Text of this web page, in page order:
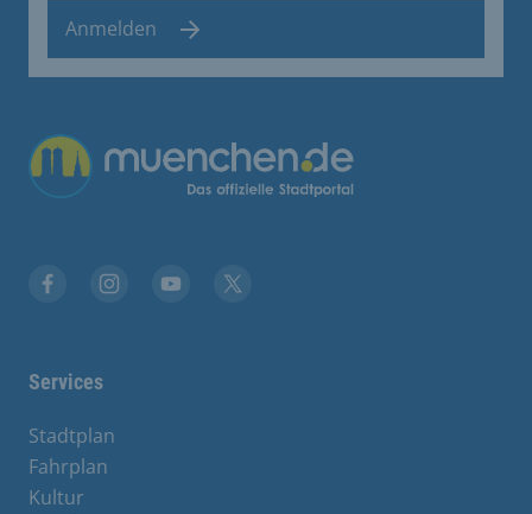
Anmelden
Übergreifende Links
Services
Stadtplan
Fahrplan
Kultur